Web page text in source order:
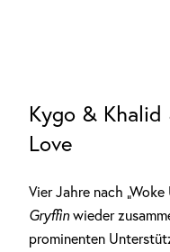
Kygo & Khalid
Love
Vier Jahre nach
Gryffinwieder
prominenten